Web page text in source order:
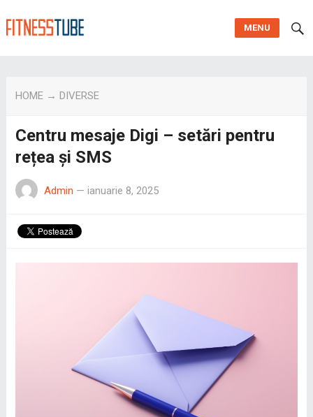
MENU
HOME→ DIVERSE
Centru mesaje Digi – setări pentru
rețea și SMS
Admin — ianuarie 8, 2025